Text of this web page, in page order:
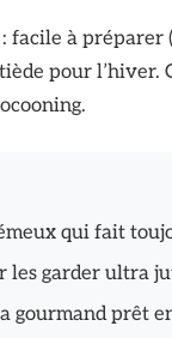
à préparer
pour l’hiver.
qui fait
les garder ultra
gourmand prêt